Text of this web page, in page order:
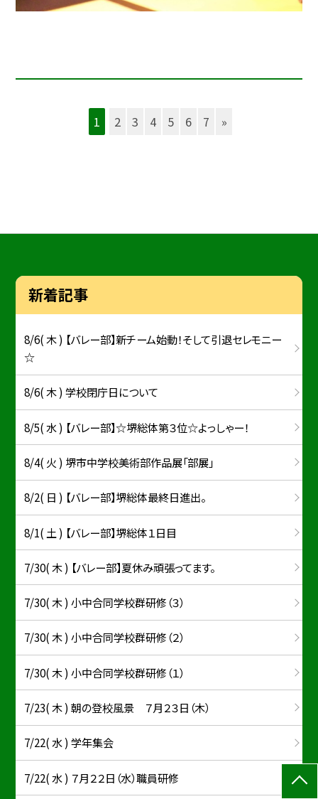
1 2 3 4 5 6 7 »
新着記事
8/6( 木 ) 【バレー部】新チーム始動！そして引退セレモニー
☆
8/6( 木 ) 学校閉庁日について
8/5( 水 ) 【バレー部】☆堺総体第３位☆よっしゃー！
8/4( 火 ) 堺市中学校美術部作品展「部展」
8/2( 日 ) 【バレー部】堺総体最終日進出。
8/1( 土 ) 【バレー部】堺総体１日目
7/30( 木 ) 【バレー部】夏休み頑張ってます。
7/30( 木 ) 小中合同学校群研修（３）
7/30( 木 ) 小中合同学校群研修（２）
7/30( 木 ) 小中合同学校群研修（１）
7/23( 木 ) 朝の登校風景 ７月２３日（木）
7/22( 水 ) 学年集会
7/22( 水 ) ７月２２日（水）職員研修